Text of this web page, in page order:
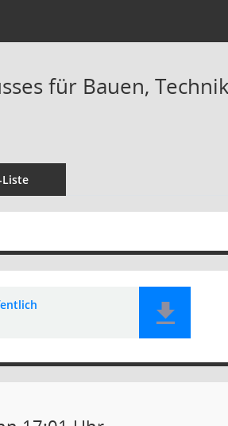
für Bauen,
Liste